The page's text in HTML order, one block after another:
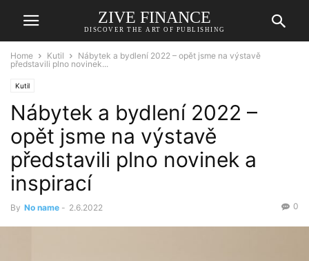
ZIVE FINANCE
DISCOVER THE ART OF PUBLISHING
Home Kutil
Nábytek a bydlení 2022 – opět jsme na výstavě
představili plno novinek...
Kutil
Nábytek a bydlení 2022 –
opět jsme na výstavě
představili plno novinek a
inspirací
By No name - 2.6.2022 0